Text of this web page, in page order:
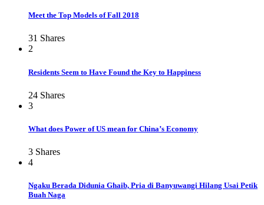
Meet the Top Models of Fall 2018
31 Shares
2
Residents Seem to Have Found the Key to Happiness
24 Shares
3
What does Power of US mean for China’s Economy
3 Shares
4
Ngaku Berada Didunia Ghaib, Pria di Banyuwangi Hilang Usai Petik
Buah Naga